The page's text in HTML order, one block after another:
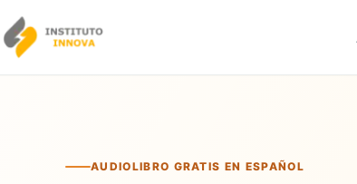
Saltar al contenido
AUDIOLIBRO GRATIS EN ESPAÑOL